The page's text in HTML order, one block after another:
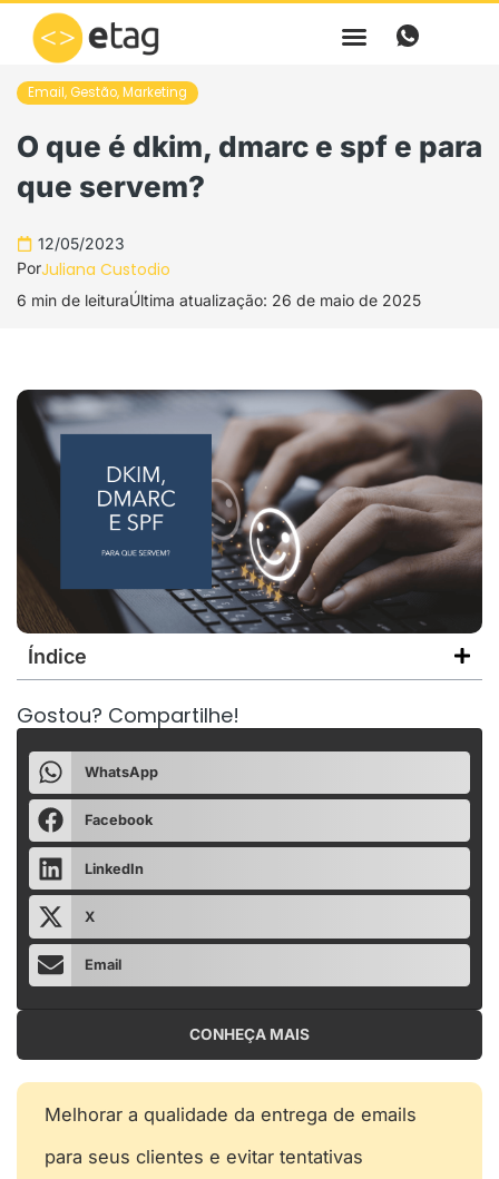
para
Email, Gestão,Marketing
O que é dkim, dmarc e spf e para
que servem?
12/05/2023
PorJuliana Custodio
6 min de leituraÚltima atualização: 26 de maio de 2025
Índice
Gostou? Compartilhe!
WhatsApp
Facebook
LinkedIn
X
Email
CONHEÇA MAIS
Melhorar a qualidade da entrega de emails
para seus clientes e evitar tentativas